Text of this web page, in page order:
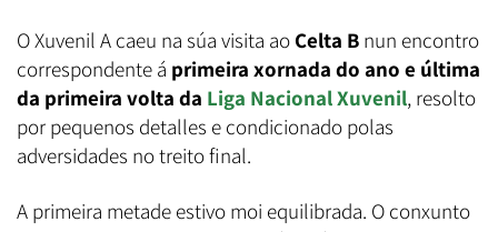
O Xuvenil A caeu na súa visita ao Celta B nun encontro
correspondente á primeira xornada do ano e última
da primeira volta da Liga Nacional Xuvenil, resolto
por pequenos detalles e condicionado polas
adversidades no treito final.
A primeira metade estivo moi equilibrada. O conxunto